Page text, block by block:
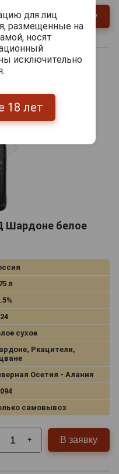
+ В заявку
Шардоне белое
л
сухое
Ркацители,
Осетия - Алания
самовывоз
+ В заявку
для лиц
размещенные на
носят
исключительно
18 лет